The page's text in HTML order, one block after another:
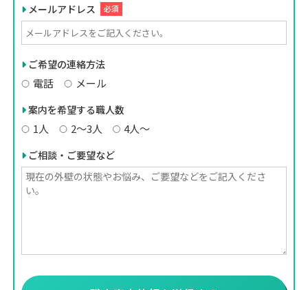
メールアドレス 必須
ご希望の連絡方法
電話 メール
案内を希望する職人数
1人 2〜3人 4人〜
ご相談・ご要望など